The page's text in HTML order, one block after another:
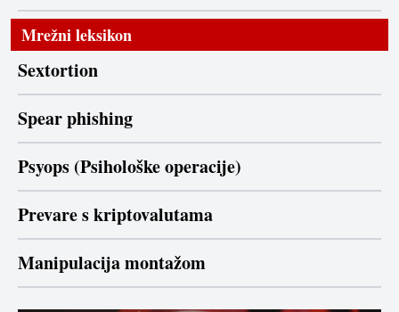
Mrežni leksikon
Sextortion
Spear phishing
Psyops (Psihološke operacije)
Prevare s kriptovalutama
Manipulacija montažom